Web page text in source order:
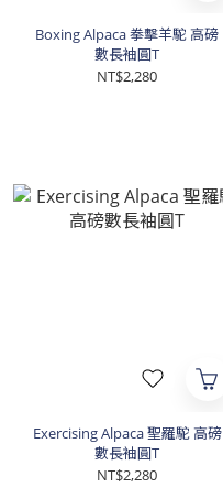
Boxing Alpaca 拳擊羊駝 高磅
數長袖圓T
NT$2,280
Exercising Alpaca 聖羅駝 高磅
數長袖圓T
NT$2,280